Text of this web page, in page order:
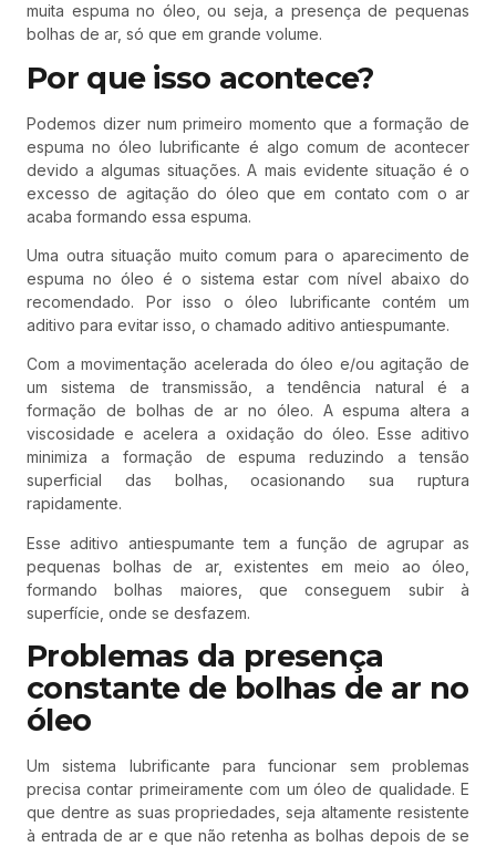
muita espuma no óleo, ou seja, a presença de pequenas
bolhas de ar, só que em grande volume.
Por que isso acontece?
Podemos dizer num primeiro momento que a formação de
espuma no óleo lubrificante é algo comum de acontecer
devido a algumas situações. A mais evidente situação é o
excesso de agitação do óleo que em contato com o ar
acaba formando essa espuma.
Uma outra situação muito comum para o aparecimento de
espuma no óleo é o sistema estar com nível abaixo do
recomendado. Por isso o óleo lubrificante contém um
aditivo para evitar isso, o chamado aditivo antiespumante.
Com a movimentação acelerada do óleo e/ou agitação de
um sistema de transmissão, a tendência natural é a
formação de bolhas de ar no óleo. A espuma altera a
viscosidade e acelera a oxidação do óleo. Esse aditivo
minimiza a formação de espuma reduzindo a tensão
superficial das bolhas, ocasionando sua ruptura
rapidamente.
Esse aditivo antiespumante tem a função de agrupar as
pequenas bolhas de ar, existentes em meio ao óleo,
formando bolhas maiores, que conseguem subir à
superfície, onde se desfazem.
Problemas da presença
constante de bolhas de ar no
óleo
Um sistema lubrificante para funcionar sem problemas
precisa contar primeiramente com um óleo de qualidade. E
que dentre as suas propriedades, seja altamente resistente
à entrada de ar e que não retenha as bolhas depois de se